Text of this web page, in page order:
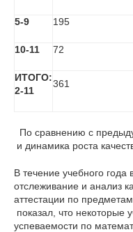
5-9 195
10-11 72
ИТОГО:
2-11
361
По сравнению с
и динамика роста
В течение учебного года
отслеживание и анализ
аттестации по
показал, что некоторые
успеваемости по